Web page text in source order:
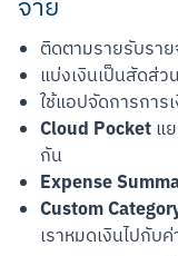
จ่าย
ติดตามรายรับรา
แบ่งเงินเป็นสัดส่ว
ใช้แอปจัดการการ
Cloud Pocketแ
กัน
Expense
Custom
เราหมดเงินไปกับ